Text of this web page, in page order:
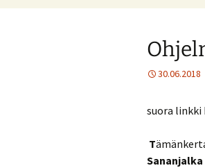
30.06.2018
suora linkki
T